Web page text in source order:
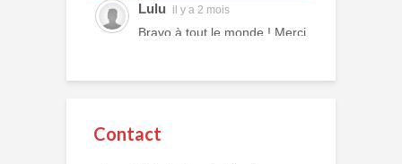
Lulu il y a 2 mois
Bravo à tout le monde ! Merci
Contact